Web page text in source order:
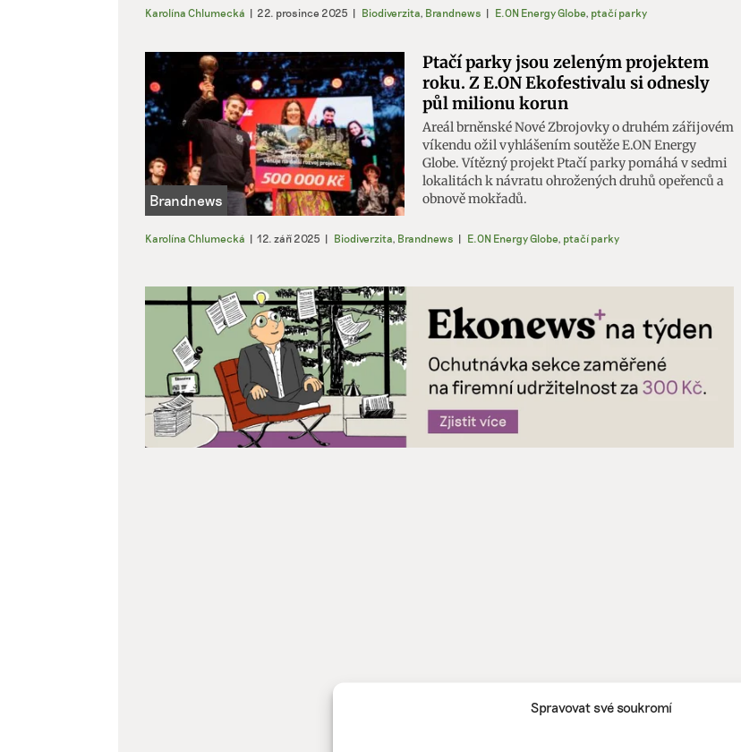
Spravovat své soukromí
Karolína Chlumecká | 22. prosince 2025 | Biodiverzita, Brandnews | E.ON Energy Globe, ptačí parky
Ptačí parky jsou zeleným projektem
roku. Z E.ON Ekofestivalu si odnesly
půl milionu korun
Areál brněnské Nové Zbrojovky o druhém zářijovém
víkendu ožil vyhlášením soutěže E.ON Energy
Globe. Vítězný projekt Ptačí parky pomáhá v sedmi
lokalitách k návratu ohrožených druhů opeřenců a
obnově mokřadů.
Karolína Chlumecká | 12. září 2025 | Biodiverzita, Brandnews | E.ON Energy Globe, ptačí parky